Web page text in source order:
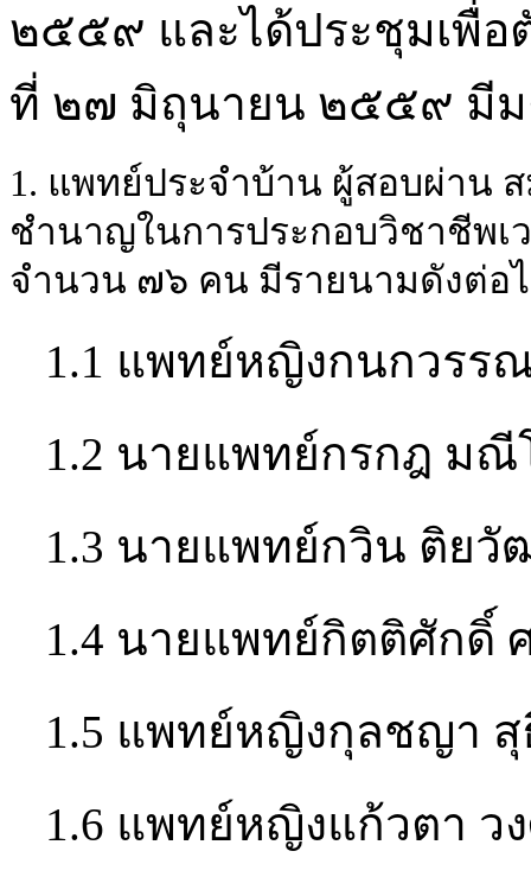
๒๕๕๙ และได้ประชุมเพื่อ
ที่ ๒๗ มิถุนายน ๒๕๕๙ มีม
1. แพทย์ประจำบ้าน ผู้สอบผ่าน
ชำนาญในการประกอบวิชาชีพเ
จำนวน ๗๖ คน มีรายนามดังต่อ
1.1 แพทย์หญิงกนกวรร
1.2 นายแพทย์กรกฎ มณี
1.3 นายแพทย์กวิน ติยวั
1.4 นายแพทย์กิตติศักดิ์
1.5 แพทย์หญิงกุลชญา สุ
1.6 แพทย์หญิงแก้วตา ว